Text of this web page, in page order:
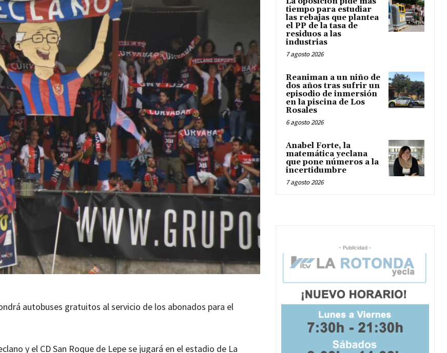
autobuses gratuitos al servicio de los abonados para el
y el CD San Roque de Lepe se jugará en el estadio de La
tiempo para estudiar
las rebajas que plantea
el PP de la tasa de
residuos a las
industrias
7 agosto 2026
Reaniman a un niño de
dos años tras sufrir un
episodio de inmersión
en la piscina de Los
Rosales
6 agosto 2026
Anabel Forte, la
matemática yeclana
que pone números a la
incertidumbre
7 agosto 2026
- Publicidad -